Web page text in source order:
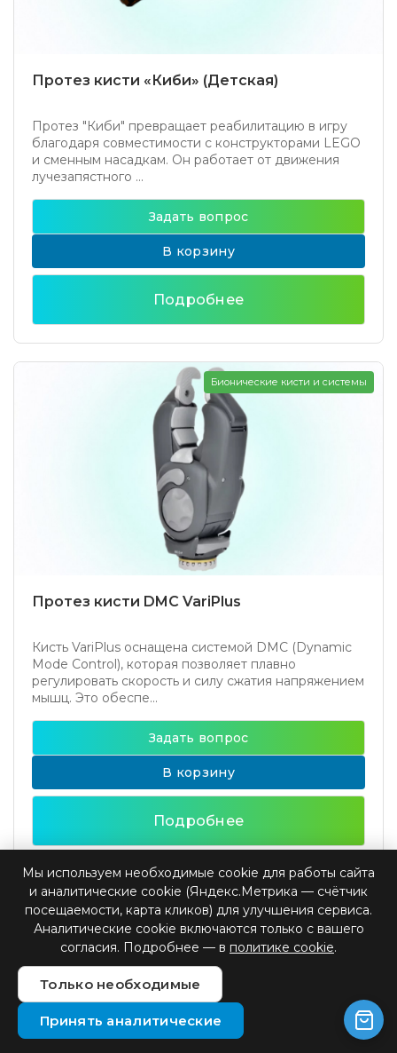
Протез кисти «Киби» (Детская)
Протез "Киби" превращает реабилитацию в игру
благодаря совместимости с конструкторами LEGO
и сменным насадкам. Он работает от движения
лучезапястного ...
Задать вопрос
В корзину
Подробнее
Протез кисти DMC VariPlus
Кисть VariPlus оснащена системой DMC (Dynamic
Mode Control), которая позволяет плавно
регулировать скорость и силу сжатия напряжением
мышц. Это обеспе...
Бионические кисти и системы
Задать вопрос
В корзину
Подробнее
Мы используем необходимые cookie для работы сайта
и аналитические cookie (Яндекс.Метрика — счётчик
посещаемости, карта кликов) для улучшения сервиса.
Аналитические cookie включаются только с вашего
согласия. Подробнее — в политике cookie.
Только необходимые
Принять аналитические